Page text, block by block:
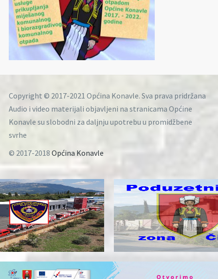
Copyright © 2017-2021 Općina Konavle. Sva prava pridržana
Audio i video materijali objavljeni na stranicama Općine
Konavle su slobodni za daljnju upotrebu u promidžbene
svrhe
© 2017-2018 Općina Konavle